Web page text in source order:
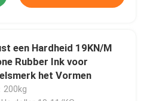
een Hardheid 19KN/M
Rubber Ink voor
het Vormen
200kg